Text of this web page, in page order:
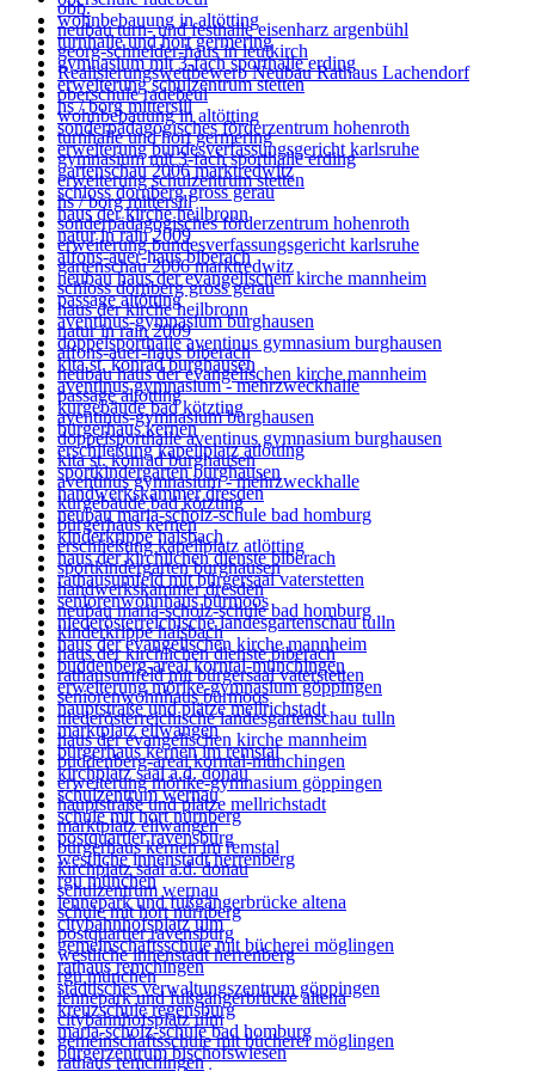
wohnbebauung in altötting
turnhalle und hort germering
gymnasium mit 3-fach sporthalle erding
erweiterung schulzentrum stetten
hs / borg mittersill
sonderpädagogisches förderzentrum hohenroth
erweiterung bundesverfassungsgericht karlsruhe
gartenschau 2006 marktredwitz
schloss dornberg gross gerau
haus der kirche heilbronn
natur in rain 2009
alfons-auer-haus biberach
neubau haus der evangelischen kirche mannheim
passage altötting
aventinus-gymnasium burghausen
doppelsporthalle aventinus gymnasium burghausen
kita st. konrad burghausen
aventinus gymnasium - mehrzweckhalle
kurgebäude bad kötzting
bürgerhaus kernen
erschließung kapellplatz atlötting
sportkindergarten burghausen
handwerkskammer dresden
neubau maria-scholz-schule bad homburg
kinderkrippe halsbach
haus der kirchlichen dienste biberach
rathausumfeld mit bürgersaal vaterstetten
seniorenwohnhaus bürmoos
niederösterreichische landesgartenschau tulln
haus der evangelischen kirche mannheim
buddenberg-areal korntal-münchingen
erweiterung mörike-gymnasium göppingen
hauptstraße und plätze mellrichstadt
marktplatz ellwangen
bürgerhaus kernen im remstal
kirchplatz saal a.d. donau
schulzentrum wernau
schule mit hort nürnberg
postquartier ravensburg
westliche innenstadt herrenberg
rgu münchen
lennepark und fußgängerbrücke altena
citybahnhofsplatz ulm
gemeinschaftsschule mit bücherei möglingen
rathaus remchingen
städtisches verwaltungszentrum göppingen
kreuzschule regensburg
maria-scholz-schule bad homburg
bürgerzentrum bischofswiesen
obb.
neubau turn- und festhalle eisenharz argenbühl
georg-schneider-haus in leutkirch
Realisierungswettbewerb Neubau Rathaus Lachendorf
oberschule radebeul
wohnbebauung in altötting
turnhalle und hort germering
gymnasium mit 3-fach sporthalle erding
erweiterung schulzentrum stetten
hs / borg mittersill
sonderpädagogisches förderzentrum hohenroth
erweiterung bundesverfassungsgericht karlsruhe
gartenschau 2006 marktredwitz
schloss dornberg gross gerau
haus der kirche heilbronn
natur in rain 2009
alfons-auer-haus biberach
neubau haus der evangelischen kirche mannheim
passage altötting
aventinus-gymnasium burghausen
doppelsporthalle aventinus gymnasium burghausen
kita st. konrad burghausen
aventinus gymnasium - mehrzweckhalle
kurgebäude bad kötzting
bürgerhaus kernen
erschließung kapellplatz atlötting
sportkindergarten burghausen
handwerkskammer dresden
neubau maria-scholz-schule bad homburg
kinderkrippe halsbach
haus der kirchlichen dienste biberach
rathausumfeld mit bürgersaal vaterstetten
seniorenwohnhaus bürmoos
niederösterreichische landesgartenschau tulln
haus der evangelischen kirche mannheim
buddenberg-areal korntal-münchingen
erweiterung mörike-gymnasium göppingen
hauptstraße und plätze mellrichstadt
marktplatz ellwangen
bürgerhaus kernen im remstal
kirchplatz saal a.d. donau
schulzentrum wernau
schule mit hort nürnberg
postquartier ravensburg
westliche innenstadt herrenberg
rgu münchen
lennepark und fußgängerbrücke altena
citybahnhofsplatz ulm
gemeinschaftsschule mit bücherei möglingen
rathaus remchingen